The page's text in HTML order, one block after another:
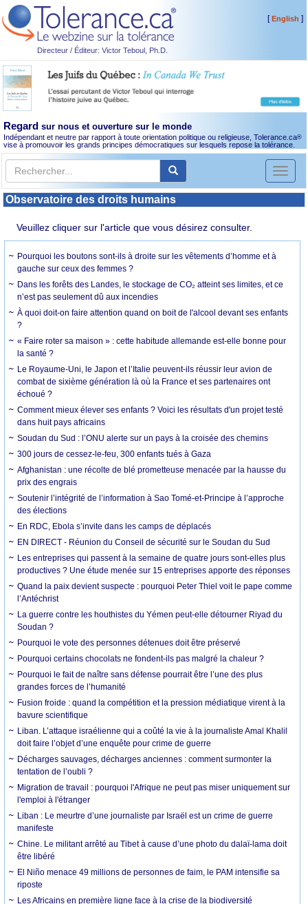
Directeur / Éditeur: Victor Teboul, Ph.D.
[English ]
Regard sur nous et ouverture sur le monde
Indépendant et neutre par rapport à toute orientation politique ou religieuse, Tolerance.ca®
vise à promouvoir les grands principes démocratiques sur lesquels repose la tolérance.
Toggle
Observatoire des droits humains
Veuillez cliquer sur l'article que vous désirez consulter.
Pourquoi les boutons sont-ils à droite sur les vêtements d’homme et à
gauche sur ceux des femmes ?
Dans les forêts des Landes, le stockage de CO₂ atteint ses limites, et ce
n’est pas seulement dû aux incendies
À quoi doit-on faire attention quand on boit de l'alcool devant ses enfants
?
« Faire roter sa maison » : cette habitude allemande est-elle bonne pour
la santé ?
Le Royaume-Uni, le Japon et l’Italie peuvent-ils réussir leur avion de
combat de sixième génération là où la France et ses partenaires ont
échoué ?
Comment mieux élever ses enfants ? Voici les résultats d'un projet testé
dans huit pays africains
Soudan du Sud : l’ONU alerte sur un pays à la croisée des chemins
300 jours de cessez-le-feu, 300 enfants tués à Gaza
Afghanistan : une récolte de blé prometteuse menacée par la hausse du
prix des engrais
Soutenir l’intégrité de l’information à Sao Tomé-et-Principe à l’approche
des élections
En RDC, Ebola s’invite dans les camps de déplacés
EN DIRECT - Réunion du Conseil de sécurité sur le Soudan du Sud
Les entreprises qui passent à la semaine de quatre jours sont-elles plus
productives ? Une étude menée sur 15 entreprises apporte des réponses
Quand la paix devient suspecte : pourquoi Peter Thiel voit le pape comme
l’Antéchrist
La guerre contre les houthistes du Yémen peut-elle détourner Riyad du
Soudan ?
Pourquoi le vote des personnes détenues doit être préservé
Pourquoi certains chocolats ne fondent-ils pas malgré la chaleur ?
Pourquoi le fait de naître sans défense pourrait être l’une des plus
grandes forces de l’humanité
Fusion froide : quand la compétition et la pression médiatique virent à la
bavure scientifique
Liban. L’attaque israélienne qui a coûté la vie à la journaliste Amal Khalil
doit faire l’objet d’une enquête pour crime de guerre
Décharges sauvages, décharges anciennes : comment surmonter la
tentation de l’oubli ?
Migration de travail : pourquoi l'Afrique ne peut pas miser uniquement sur
l'emploi à l'étranger
Liban : Le meurtre d’une journaliste par Israël est un crime de guerre
manifeste
Chine. Le militant arrêté au Tibet à cause d’une photo du dalaï-lama doit
être libéré
El Niño menace 49 millions de personnes de faim, le PAM intensifie sa
riposte
Les Africains en première ligne face à la crise de la biodiversité